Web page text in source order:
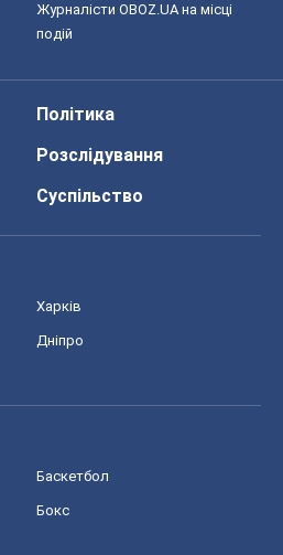
Журналісти OBOZ.UA на місці
подій
Політика
Розслідування
Суспільство
Харків
Дніпро
Баскетбол
Бокс